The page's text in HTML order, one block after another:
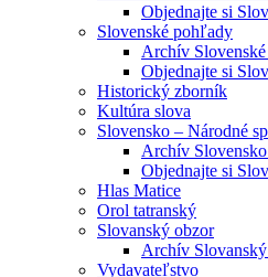
Objednajte si
Slovenské pohľady
Archív
Objednajte si
Historický zborník
Kultúra slova
Slovensko – Národné
Archív
Objednajte si
Hlas Matice
Orol tatranský
Slovanský obzor
Archív
Vydavateľstvo